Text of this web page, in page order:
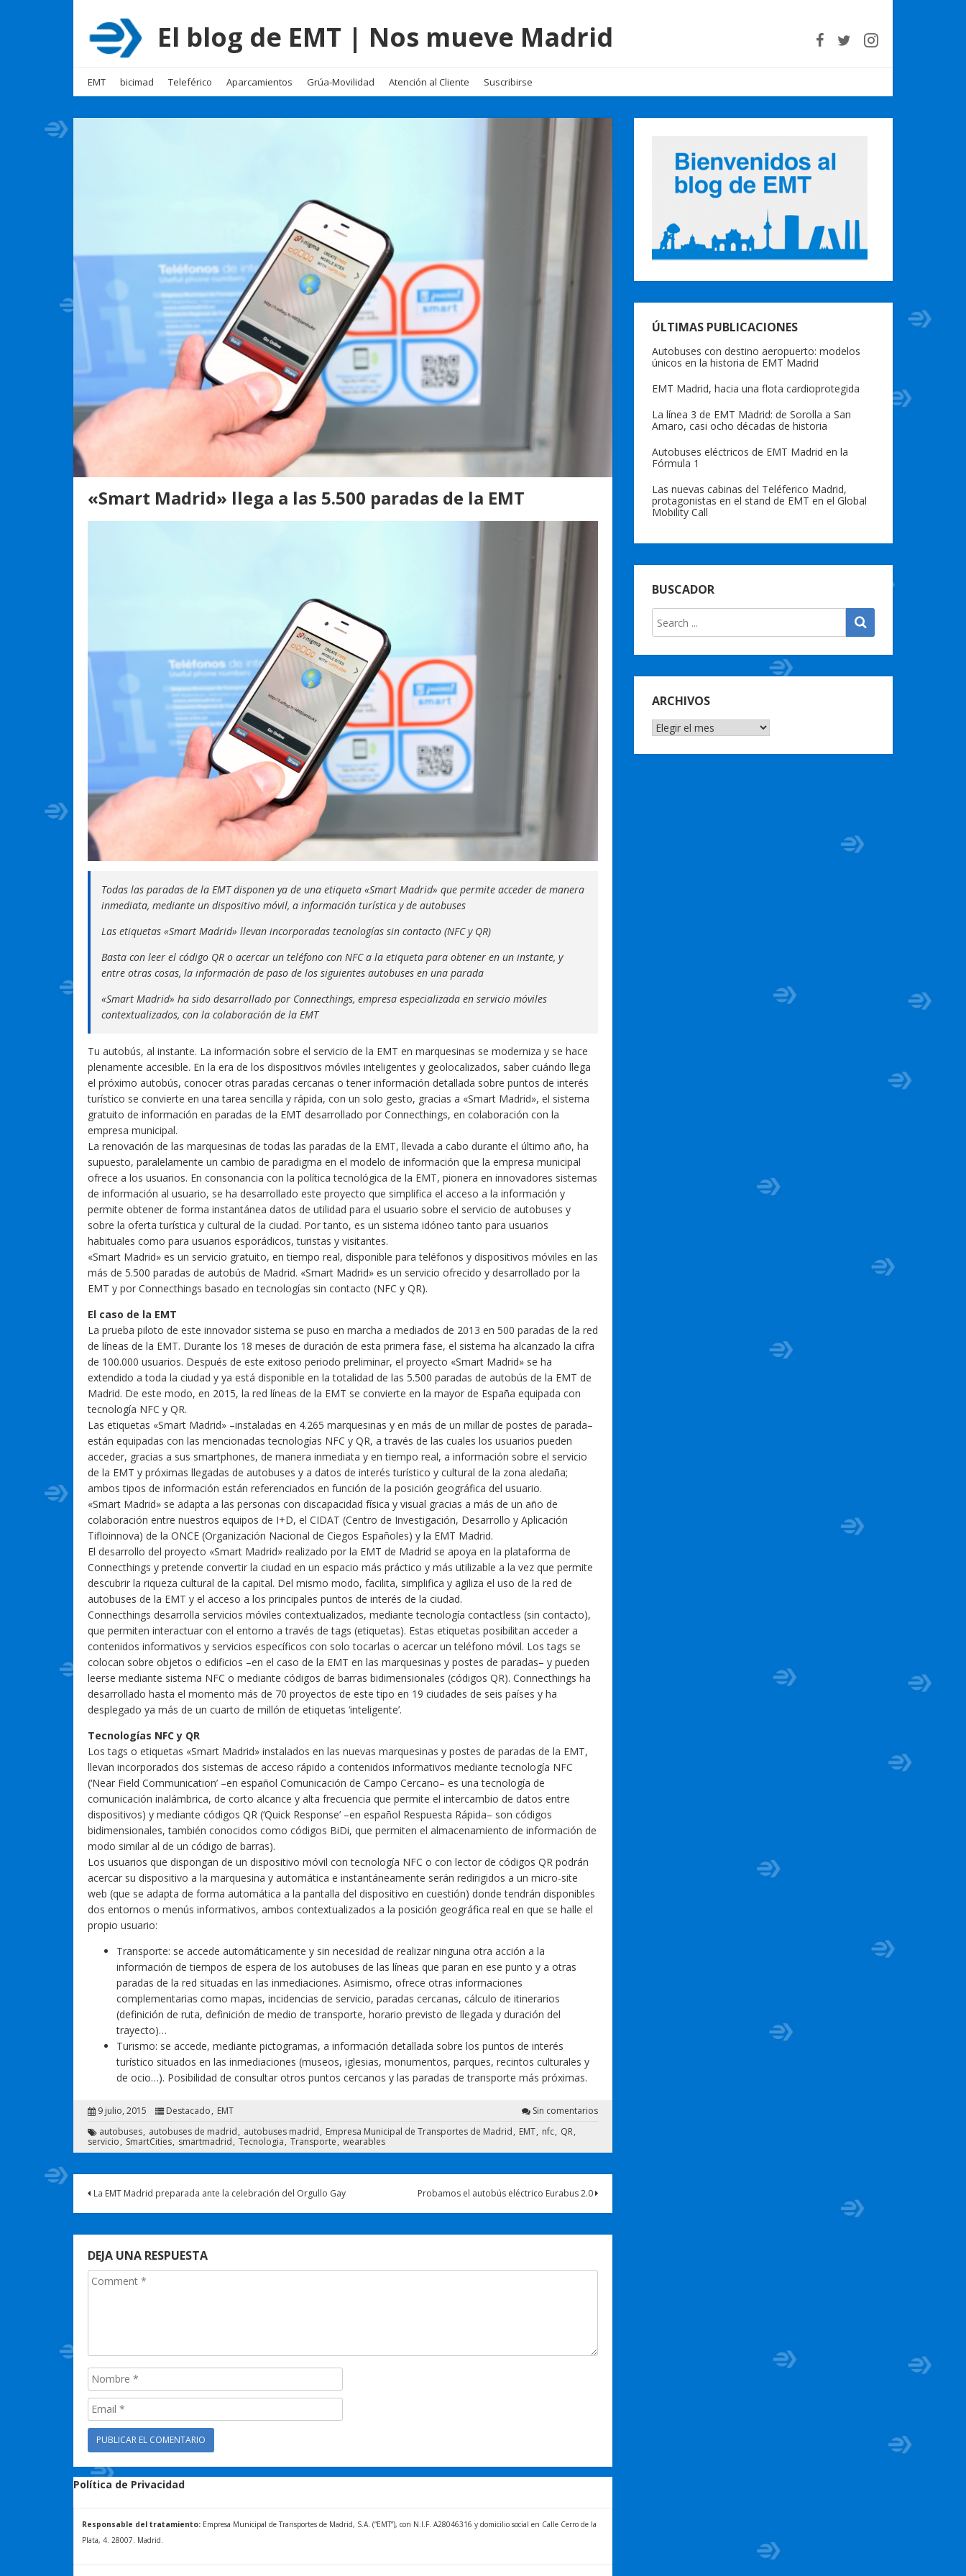
El blog de EMT | Nos mueve Madrid
EMT bicimad Teleférico Aparcamientos Grúa-Movilidad Atención al Cliente Suscribirse
«Smart Madrid» llega a las 5.500 paradas de la EMT
Todas las paradas de la EMT disponen ya de una etiqueta «Smart Madrid» que permite acceder de manera
inmediata, mediante un dispositivo móvil, a información turística y de autobuses
Las etiquetas «Smart Madrid» llevan incorporadas tecnologías sin contacto (NFC y QR)
Basta con leer el código QR o acercar un teléfono con NFC a la etiqueta para obtener en un instante, y
entre otras cosas, la información de paso de los siguientes autobuses en una parada
«Smart Madrid» ha sido desarrollado por Connecthings, empresa especializada en servicio móviles
contextualizados, con la colaboración de la EMT
Tu autobús, al instante. La información sobre el servicio de la EMT en marquesinas se moderniza y se hace
plenamente accesible. En la era de los dispositivos móviles inteligentes y geolocalizados, saber cuándo llega
el próximo autobús, conocer otras paradas cercanas o tener información detallada sobre puntos de interés
turístico se convierte en una tarea sencilla y rápida, con un solo gesto, gracias a «Smart Madrid», el sistema
gratuito de información en paradas de la EMT desarrollado por Connecthings, en colaboración con la
empresa municipal.
La renovación de las marquesinas de todas las paradas de la EMT, llevada a cabo durante el último año, ha
supuesto, paralelamente un cambio de paradigma en el modelo de información que la empresa municipal
ofrece a los usuarios. En consonancia con la política tecnológica de la EMT, pionera en innovadores sistemas
de información al usuario, se ha desarrollado este proyecto que simplifica el acceso a la información y
permite obtener de forma instantánea datos de utilidad para el usuario sobre el servicio de autobuses y
sobre la oferta turística y cultural de la ciudad. Por tanto, es un sistema idóneo tanto para usuarios
habituales como para usuarios esporádicos, turistas y visitantes.
«Smart Madrid» es un servicio gratuito, en tiempo real, disponible para teléfonos y dispositivos móviles en las
más de 5.500 paradas de autobús de Madrid. «Smart Madrid» es un servicio ofrecido y desarrollado por la
EMT y por Connecthings basado en tecnologías sin contacto (NFC y QR).
El caso de la EMT
La prueba piloto de este innovador sistema se puso en marcha a mediados de 2013 en 500 paradas de la red
de líneas de la EMT. Durante los 18 meses de duración de esta primera fase, el sistema ha alcanzado la cifra
de 100.000 usuarios. Después de este exitoso periodo preliminar, el proyecto «Smart Madrid» se ha
extendido a toda la ciudad y ya está disponible en la totalidad de las 5.500 paradas de autobús de la EMT de
Madrid. De este modo, en 2015, la red líneas de la EMT se convierte en la mayor de España equipada con
tecnología NFC y QR.
Las etiquetas «Smart Madrid» –instaladas en 4.265 marquesinas y en más de un millar de postes de parada–
están equipadas con las mencionadas tecnologías NFC y QR, a través de las cuales los usuarios pueden
acceder, gracias a sus smartphones, de manera inmediata y en tiempo real, a información sobre el servicio
de la EMT y próximas llegadas de autobuses y a datos de interés turístico y cultural de la zona aledaña;
ambos tipos de información están referenciados en función de la posición geográfica del usuario.
«Smart Madrid» se adapta a las personas con discapacidad física y visual gracias a más de un año de
colaboración entre nuestros equipos de I+D, el CIDAT (Centro de Investigación, Desarrollo y Aplicación
Tifloinnova) de la ONCE (Organización Nacional de Ciegos Españoles) y la EMT Madrid.
El desarrollo del proyecto «Smart Madrid» realizado por la EMT de Madrid se apoya en la plataforma de
Connecthings y pretende convertir la ciudad en un espacio más práctico y más utilizable a la vez que permite
descubrir la riqueza cultural de la capital. Del mismo modo, facilita, simplifica y agiliza el uso de la red de
autobuses de la EMT y el acceso a los principales puntos de interés de la ciudad.
Connecthings desarrolla servicios móviles contextualizados, mediante tecnología contactless (sin contacto),
que permiten interactuar con el entorno a través de tags (etiquetas). Estas etiquetas posibilitan acceder a
contenidos informativos y servicios específicos con solo tocarlas o acercar un teléfono móvil. Los tags se
colocan sobre objetos o edificios –en el caso de la EMT en las marquesinas y postes de paradas– y pueden
leerse mediante sistema NFC o mediante códigos de barras bidimensionales (códigos QR). Connecthings ha
desarrollado hasta el momento más de 70 proyectos de este tipo en 19 ciudades de seis países y ha
desplegado ya más de un cuarto de millón de etiquetas ‘inteligente’.
Tecnologías NFC y QR
Los tags o etiquetas «Smart Madrid» instalados en las nuevas marquesinas y postes de paradas de la EMT,
llevan incorporados dos sistemas de acceso rápido a contenidos informativos mediante tecnología NFC
(‘Near Field Communication’ –en español Comunicación de Campo Cercano– es una tecnología de
comunicación inalámbrica, de corto alcance y alta frecuencia que permite el intercambio de datos entre
dispositivos) y mediante códigos QR (‘Quick Response’ –en español Respuesta Rápida– son códigos
bidimensionales, también conocidos como códigos BiDi, que permiten el almacenamiento de información de
modo similar al de un código de barras).
Los usuarios que dispongan de un dispositivo móvil con tecnología NFC o con lector de códigos QR podrán
acercar su dispositivo a la marquesina y automática e instantáneamente serán redirigidos a un micro-site
web (que se adapta de forma automática a la pantalla del dispositivo en cuestión) donde tendrán disponibles
dos entornos o menús informativos, ambos contextualizados a la posición geográfica real en que se halle el
propio usuario:
Transporte: se accede automáticamente y sin necesidad de realizar ninguna otra acción a la
información de tiempos de espera de los autobuses de las líneas que paran en ese punto y a otras
paradas de la red situadas en las inmediaciones. Asimismo, ofrece otras informaciones
complementarias como mapas, incidencias de servicio, paradas cercanas, cálculo de itinerarios
(definición de ruta, definición de medio de transporte, horario previsto de llegada y duración del
trayecto)…
Turismo: se accede, mediante pictogramas, a información detallada sobre los puntos de interés
turístico situados en las inmediaciones (museos, iglesias, monumentos, parques, recintos culturales y
de ocio…). Posibilidad de consultar otros puntos cercanos y las paradas de transporte más próximas.
9 julio, 2015 Destacado EMT
Sin comentarios
autobuses autobuses de madrid autobuses madrid Empresa Municipal de Transportes de Madrid EMT nfc QR
servicio
SmartCities smartmadrid Tecnologia Transporte wearables
La EMT Madrid preparada ante la celebración del Orgullo Gay Probamos el autobús eléctrico Eurabus 2.0
DEJA UNA RESPUESTA
Política de Privacidad
Responsable del tratamiento:Empresa Municipal de Transportes de Madrid, S.A. (“EMT”), con N.I.F. A28046316 y domicilio social en Calle Cerro de la
Plata, 4. 28007. Madrid.
ÚLTIMAS PUBLICACIONES
Autobuses con destino aeropuerto: modelos
únicos en la historia de EMT Madrid
EMT Madrid, hacia una flota cardioprotegida
La línea 3 de EMT Madrid: de Sorolla a San
Amaro, casi ocho décadas de historia
Autobuses eléctricos de EMT Madrid en la
Fórmula 1
Las nuevas cabinas del Teléferico Madrid,
protagonistas en el stand de EMT en el Global
Mobility Call
BUSCADOR
ARCHIVOS
ARCHIVOS